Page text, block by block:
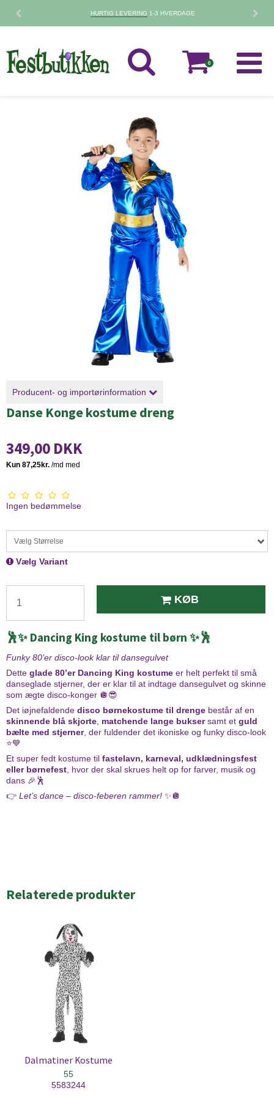
HURTIG LEVERING 1-3 HVERDAGE
0
Producent- og importørinformation
Danse Konge kostume dreng
349,00 DKK
Ingen bedømmelse
Vælg Størrelse
Vælg Variant
KØB
🕺✨ Dancing King kostume til børn ✨🕺
Funky 80’er disco-look klar til dansegulvet
Dette glade 80’er Dancing King kostume er helt perfekt til små
danseglade stjerner, der er klar til at indtage dansegulvet og skinne
som ægte disco-konger 🪩😎
Det iøjnefaldende disco børnekostume til drenge består af en
skinnende blå skjorte, matchende lange buksersamt et guld
bælte med stjerner, der fuldender det ikoniske og funky disco-look
⭐💙
Et super fedt kostume til fastelavn, karneval, udklædningsfest
eller børnefest, hvor der skal skrues helt op for farver, musik og
dans 🎉🕺
👉 Let’s dance – disco-feberen rammer! ✨🪩
Relaterede produkter
Dalmatiner Kostume
55
5583244